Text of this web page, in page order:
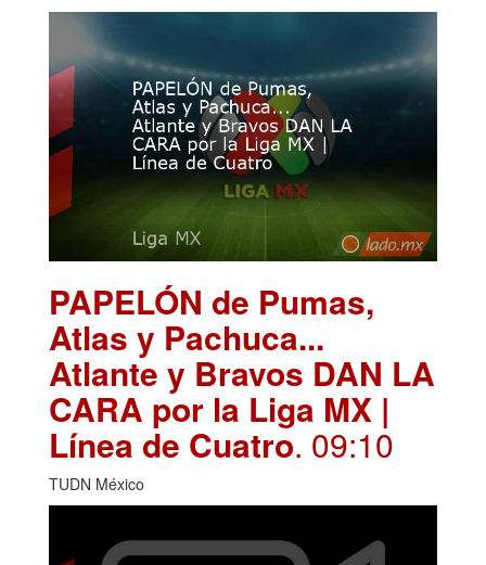
PAPELÓN de Pumas,
Atlas y Pachuca...
Atlante y Bravos DAN LA
CARA por la Liga MX |
Línea de Cuatro. 09:10
TUDN México